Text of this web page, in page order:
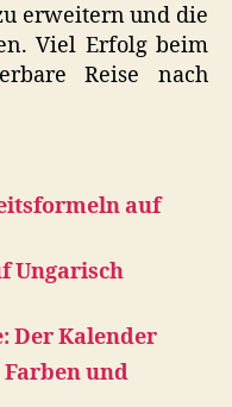
erweitern und die
Viel Erfolg beim
Reise nach
auf
Ungarisch
Der Kalender
und